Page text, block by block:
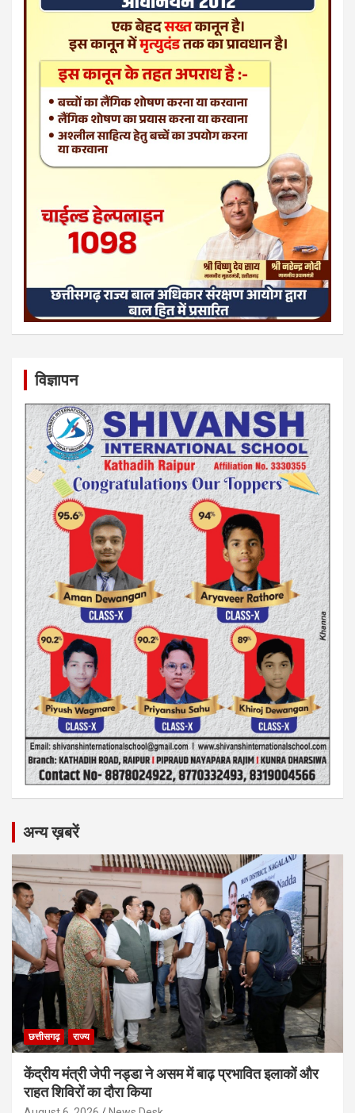
विज्ञापन
अन्य ख़बरें
छत्तीसगढ़ राज्य
केंद्रीय मंत्री जेपी नड्डा ने असम में बाढ़ प्रभावित इलाकों और
राहत शिविरों का दौरा किया